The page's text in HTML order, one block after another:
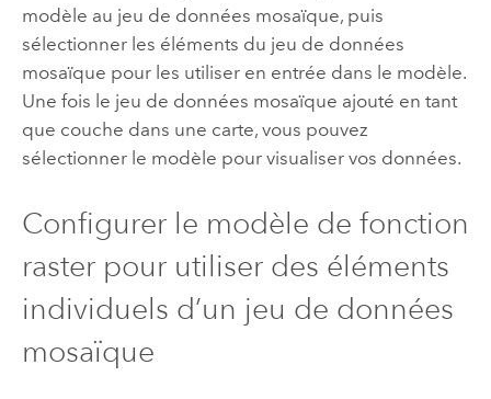
modèle au jeu de données mosaïque, puis
sélectionner les éléments du jeu de données
mosaïque pour les utiliser en entrée dans le modèle.
Une fois le jeu de données mosaïque ajouté en tant
que couche dans une carte, vous pouvez
sélectionner le modèle pour visualiser vos données.
Configurer le modèle de fonction
raster pour utiliser des éléments
individuels d’un jeu de données
mosaïque